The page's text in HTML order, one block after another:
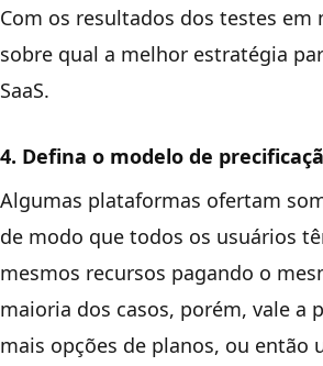
Com os resultados dos testes em
sobre qual a melhor estratégia
SaaS.
4. Defina o modelo de
Algumas plataformas ofertam
de modo que todos os usuários
mesmos recursos pagando o
maioria dos casos, porém, vale a
mais opções de planos, ou então